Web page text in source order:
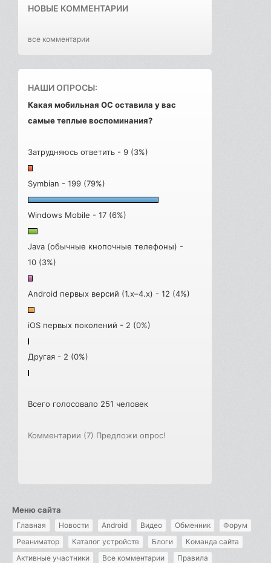
НОВЫЕ КОММЕНТАРИИ
все комментарии
НАШИ ОПРОСЫ:
Какая мобильная ОС оставила у вас
самые теплые воспоминания?
Затрудняюсь ответить - 9 (3%)
Symbian - 199 (79%)
Windows Mobile - 17 (6%)
Java (обычные кнопочные телефоны) -
10 (3%)
Android первых версий (1.x–4.x) - 12 (4%)
iOS первых поколений - 2 (0%)
Другая - 2 (0%)
Всего голосовало 251 человек
Комментарии (7) Предложи опрос!
Меню сайта
Главная Новости Android Видео Обменник
Форум
Реаниматор
Каталог устройств Блоги
Команда сайта
Активные участники
Все комментарии Правила